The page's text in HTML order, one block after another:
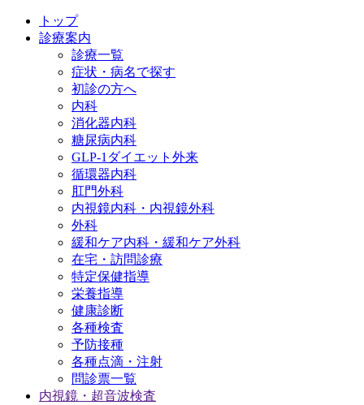
トップ
診療案内
診療一覧
症状・病名で探す
初診の方へ
内科
消化器内科
糖尿病内科
GLP‐1ダイエット外来
循環器内科
肛門外科
内視鏡内科・内視鏡外科
外科
緩和ケア内科・緩和ケア外科
在宅・訪問診療
特定保健指導
栄養指導
健康診断
各種検査
予防接種
各種点滴・注射
問診票一覧
内視鏡・超音波検査